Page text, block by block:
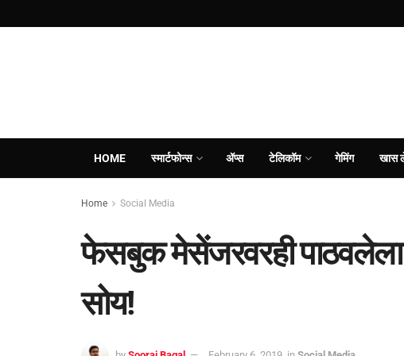
HOME स्मार्टफोन्स ॲप्स टेलिकॉम गेमिंग खास
Home Social Media
फेसबुक मेसेंजरवरही
सोय!